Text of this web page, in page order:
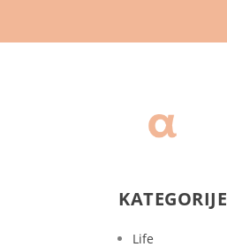
KATEGORIJE
Life